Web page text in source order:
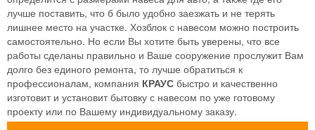
лучше поставить, что б было удобно заезжать и не терять
лишнее место на участке. Хозблок с навесом можно построить
самостоятельно. Но если Вы хотите быть уверены, что все
работы сделаны правильно и Ваше сооружение прослужит Вам
долго без единого ремонта, то лучше обратиться к
профессионалам, компания КРАУС быстро и качественно
изготовит и установит бытовку с навесом по уже готовому
проекту или по Вашему индивидуальному заказу.